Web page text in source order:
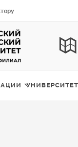
УНИВЕРСИТЕТ